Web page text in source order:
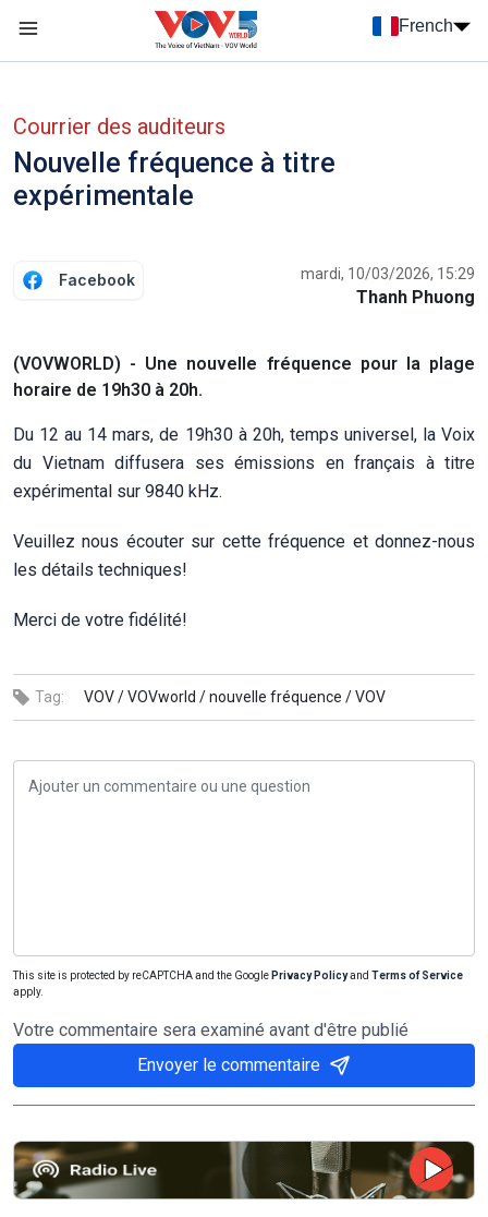
French
Courrier des auditeurs
Nouvelle fréquence à titre
expérimentale
Facebook mardi, 10/03/2026, 15:29
Thanh Phuong
(VOVWORLD) - Une nouvelle fréquence pour la plage
horaire de 19h30 à 20h.
Du 12 au 14 mars, de 19h30 à 20h, temps universel, la Voix
du Vietnam diffusera ses émissions en français à titre
expérimental sur 9840 kHz.
Veuillez nous écouter sur cette fréquence et donnez-nous
les détails techniques!
Merci de votre fidélité!
Tag: VOV /VOVworld /nouvelle fréquence /VOV
This site is protected by reCAPTCHA and the Google Privacy Policyand Terms of Service
apply.
Votre commentaire sera examiné avant d'être publié
Envoyer le commentaire